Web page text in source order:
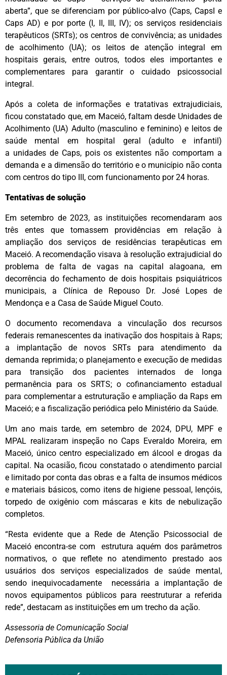
aberta”, que se diferenciam por público-alvo (Caps, CapsI e
Caps AD) e por porte (I, II, III, IV); os serviços residenciais
terapêuticos (SRTs); os centros de convivência; as unidades
de acolhimento (UA); os leitos de atenção integral em
hospitais gerais, entre outros, todos eles importantes e
complementares para garantir o cuidado psicossocial
integral.
Após a coleta de informações e tratativas extrajudiciais,
ficou constatado que, em Maceió, faltam desde Unidades de
Acolhimento (UA) Adulto (masculino e feminino) e leitos de
saúde mental em hospital geral (adulto e infantil)
a unidades de Caps, pois os existentes não comportam a
demanda e a dimensão do território e o município não conta
com centros do tipo III, com funcionamento por 24 horas.
Tentativas de solução
Em setembro de 2023, as instituições recomendaram aos
três entes que tomassem providências em relação à
ampliação dos serviços de residências terapêuticas em
Maceió. A recomendação visava à resolução extrajudicial do
problema de falta de vagas na capital alagoana, em
decorrência do fechamento de dois hospitais psiquiátricos
municipais, a Clínica de Repouso Dr. José Lopes de
Mendonça e a Casa de Saúde Miguel Couto.
O documento recomendava a vinculação dos recursos
federais remanescentes da inativação dos hospitais à Raps;
a implantação de novos SRTs para atendimento da
demanda reprimida; o planejamento e execução de medidas
para transição dos pacientes internados de longa
permanência para os SRTS; o cofinanciamento estadual
para complementar a estruturação e ampliação da Raps em
Maceió; e a fiscalização periódica pelo Ministério da Saúde.
Um ano mais tarde, em setembro de 2024, DPU, MPF e
MPAL realizaram inspeção no Caps Everaldo Moreira, em
Maceió, único centro especializado em álcool e drogas da
capital. Na ocasião, ficou constatado o atendimento parcial
e limitado por conta das obras e a falta de insumos médicos
e materiais básicos, como itens de higiene pessoal, lençóis,
torpedo de oxigênio com máscaras e kits de nebulização
completos.
“Resta evidente que a Rede de Atenção Psicossocial de
Maceió encontra-se com estrutura aquém dos parâmetros
normativos, o que reflete no atendimento prestado aos
usuários dos serviços especializados de saúde mental,
sendo inequivocadamente necessária a implantação de
novos equipamentos públicos para reestruturar a referida
rede”, destacam as instituições em um trecho da ação.
Assessoria de Comunicação Social
Defensoria Pública da União